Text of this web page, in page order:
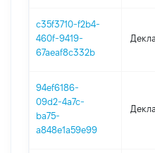
c35f3710-f2b4-
460f-9419-
67aeaf8c332b
94ef6186-
09d2-4a7c-
ba75-
a848e1a59e99